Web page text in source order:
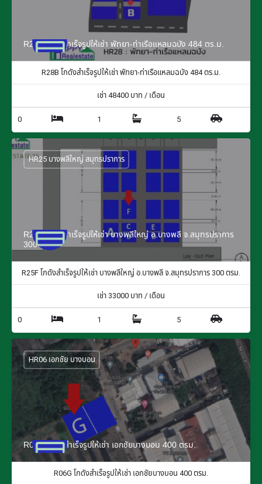
R28B โกดังสำเร็จรูปให้เช่า พัทยา-ท่าเรือแหลมฉบัง 484 ตร.ม.
R28B โกดังสำเร็จรูปให้เช่า พัทยา-ท่าเรือแหลมฉบัง 484 ตร.ม.
เช่า48400 บาท / เดือน
0 1 5
R25F โกดังสำเร็จรูปให้เช่า บางพลีใหญ่ อ.บางพลี จ.สมุทรปราการ
300 ตรม.
HR25 บางพลีใหญ่ สมุทรปราการ
R25F โกดังสำเร็จรูปให้เช่า บางพลีใหญ่ อ.บางพลี จ.สมุทรปราการ 300 ตรม.
เช่า 33000 บาท / เดือน
0 1 5
R06G โกดังสำเร็จรูปให้เช่า เอกชัยบางบอน 400 ตรม.
HR06 เอกชัย บางบอน
R06G โกดังสำเร็จรูปให้เช่า เอกชัยบางบอน 400 ตรม.